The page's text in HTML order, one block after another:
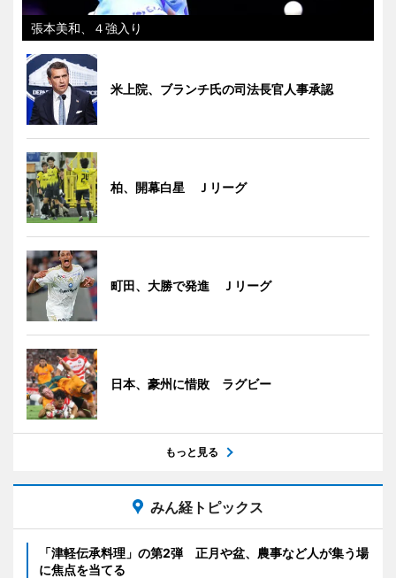
張本美和、４強入り
米上院、ブランチ氏の司法長官人事承認
柏、開幕白星 Ｊリーグ
町田、大勝で発進 Ｊリーグ
日本、豪州に惜敗 ラグビー
もっと見る
みん経トピックス
「津軽伝承料理」の第2弾 正月や盆、農事など人が集う場
に焦点を当てる